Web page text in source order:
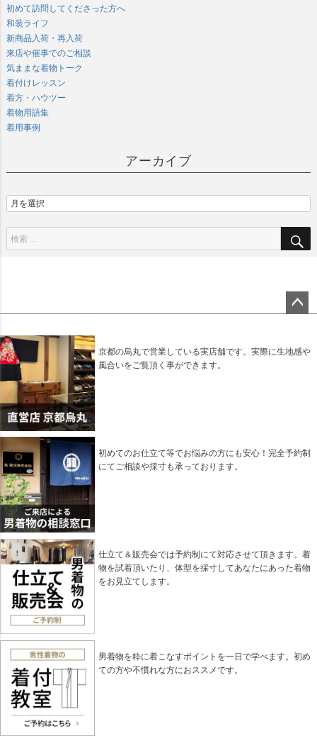
初めて訪問してくださった方へ
和装ライフ
新商品入荷・再入荷
来店や催事でのご相談
気ままな着物トーク
着付けレッスン
着方・ハウツー
着物用語集
着用事例
アーカイブ
ップ
京都の烏丸で営業している実店舗です。実際に生地感や
風合いをご覧頂く事ができます。
初めてのお仕立て等でお悩みの方にも安心！完全予約制
にてご相談や採寸も承っております。
仕立て＆販売会では予約制にて対応させて頂きます。着
物を試着頂いたり、体型を採寸してあなたにあった着物
をお見立てします。
男着物を粋に着こなすポイントを一日で学べます。初め
ての方や不慣れな方におススメです。